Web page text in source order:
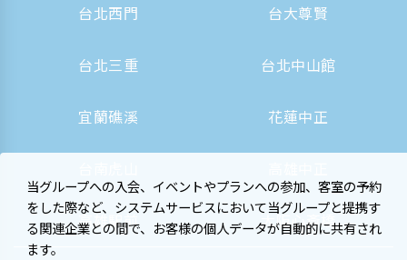
台北西門 台大尊賢
台北三重 台北中山館
宜蘭礁溪 花蓮中正
高雄駅前 大阪心斎橋
当グループへの入会、イベントやプランへの参加、客室の予約
をした際など、システムサービスにおいて当グループと提携す
る関連企業との間で、お客様の個人データが自動的に共有され
ます。